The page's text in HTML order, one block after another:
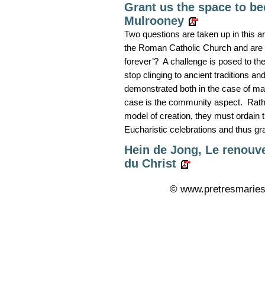
Grant us the space to
Mulrooney
Two questions are taken up in this
the Roman Catholic Church and are
forever’? A challenge is posed to
stop clinging to ancient traditions
demonstrated both in the case of
case is the community aspect.
model of creation, they must ordain
Eucharistic celebrations and thus
Hein de Jong, Le
du Christ
©